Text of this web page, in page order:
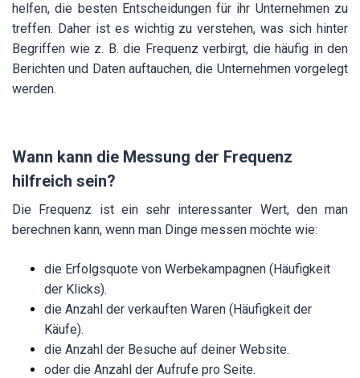
helfen, die besten Entscheidungen für ihr Unternehmen zu
treffen. Daher ist es wichtig zu verstehen, was sich hinter
Begriffen wie z. B. die Frequenz verbirgt, die häufig in den
Berichten und Daten auftauchen, die Unternehmen vorgelegt
werden.
Wann kann die Messung der Frequenz
hilfreich sein?
Die Frequenz ist ein sehr interessanter Wert, den man
berechnen kann, wenn man Dinge messen möchte wie:
die Erfolgsquote von Werbekampagnen (Häufigkeit
der Klicks).
die Anzahl der verkauften Waren (Häufigkeit der
Käufe).
die Anzahl der Besuche auf deiner Website.
oder die Anzahl der Aufrufe pro Seite.